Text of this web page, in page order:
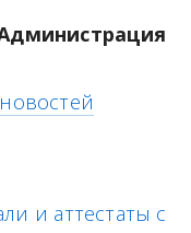
и аттестаты с